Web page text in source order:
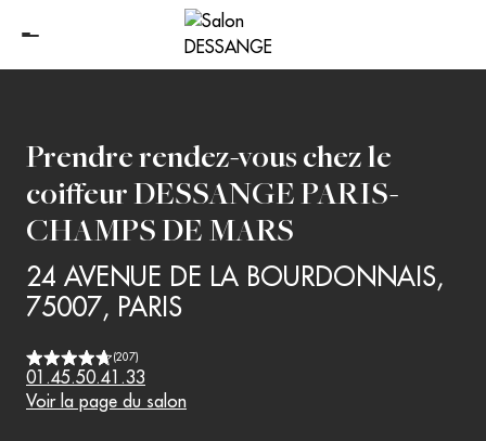
Prendre rendez-vous chez le
coiffeur DESSANGE PARIS-
CHAMPS DE MARS
24 AVENUE DE LA BOURDONNAIS,
75007, PARIS
(207)
01.45.50.41.33
Voir la page du salon